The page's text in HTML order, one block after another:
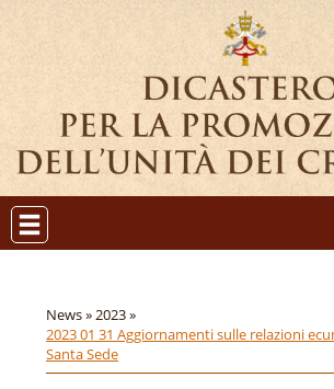
News »2023 »
2023 01 31 Aggiornamenti sulle relazioni
Santa Sede